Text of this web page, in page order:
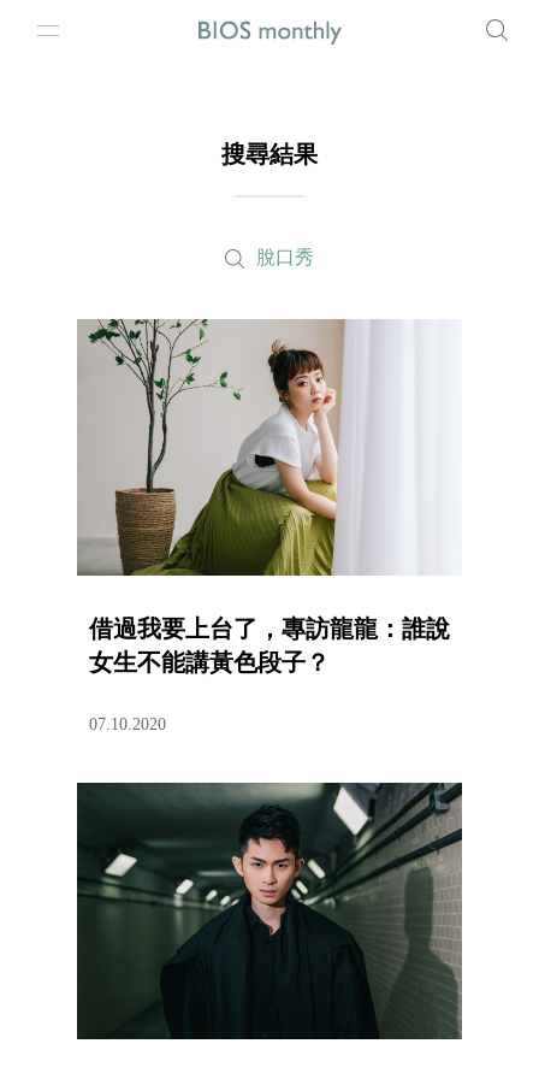
搜尋結果
脫口秀
借過我要上台了，專訪龍龍：誰說
女生不能講黃色段子？
07.10.2020